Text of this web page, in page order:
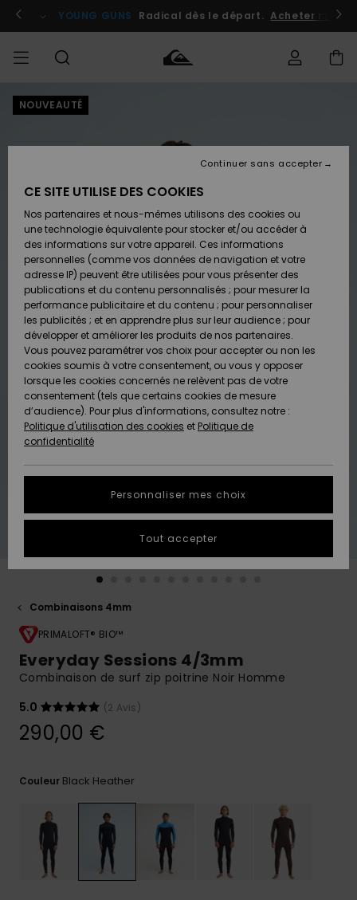
l'information
le
Se connecter / s'inscrire
YOUNG GUNS Radical dès le départ. Acheter
HOMME
Chaussures
& Tongs
Surf
Snow
Nouveautés
A
Découvrir
Chaussures
& Tongs
Surf
Snow
Nouveautés
A
Découvrir
FEMME
A
Découvrir
Snow
SURF
Homme
Surf
Shop
Enfant
Highlights
Communauté
SNOW
Homme
Snow
Shop
Enfant
Snow
Shop
Femme
A
Découvrir
Communauté
OUTLET
Enfant
Outlet
Femme
AIDE &
CONTACT
Retours
Paiement
Carte
Cadeau
Quiksilver
Freedom
Protection
des
tailles
obtenir la
plus rapide
question.
Démarrer
conversation
aux
les plus
fréquentes
formulaire
contact.
MAGASINS
QUIKSILVER
NOUVEAUTÉ
Combinaisons 4mm
PRIMALOFT® BIO™
Everyday Sessions 4/3mm
Combinaison de surf zip poitrine Noir Homme
5.0
(2 Avis)
290,00 €
Couleur Black Heather
CE SITE UTILISE DES COOKIES
Nos partenaires et nous-mêmes utilisons des cookies ou
une technologie équivalente pour stocker et/ou accéder à
des informations sur votre appareil. Ces informations
personnelles (comme vos données de navigation et votre
adresse IP) peuvent être utilisées pour vous présenter des
publications et du contenu personnalisés ; pour mesurer la
performance publicitaire et du contenu ; pour personnaliser
les publicités ; et en apprendre plus sur leur audience ; pour
développer et améliorer les produits de nos partenaires.
Vous pouvez paramétrer vos choix pour accepter ou non les
cookies soumis à votre consentement, ou vous y opposer
lorsque les cookies concernés ne relèvent pas de votre
consentement (tels que certains cookies de mesure
d’audience). Pour plus d'informations, consultez notre :
Politique d'utilisation des cookies et Politique de
confidentialité
Personnaliser mes choix
Continuer sans accepter
Tout accepter